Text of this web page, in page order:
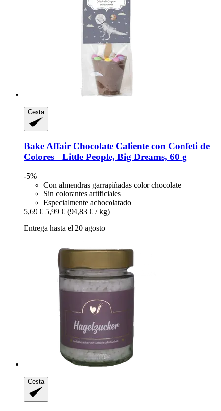
Cesta
Bake Affair Chocolate Caliente con Confeti de
Colores -​ Little People, Big Dreams, 60 g
-5%
Con almendras garrapiñadas color chocolate
Sin colorantes artificiales
Especialmente achocolatado
5,69 € 5,99 € (94,83 € / kg)
Entrega hasta el 20 agosto
Cesta